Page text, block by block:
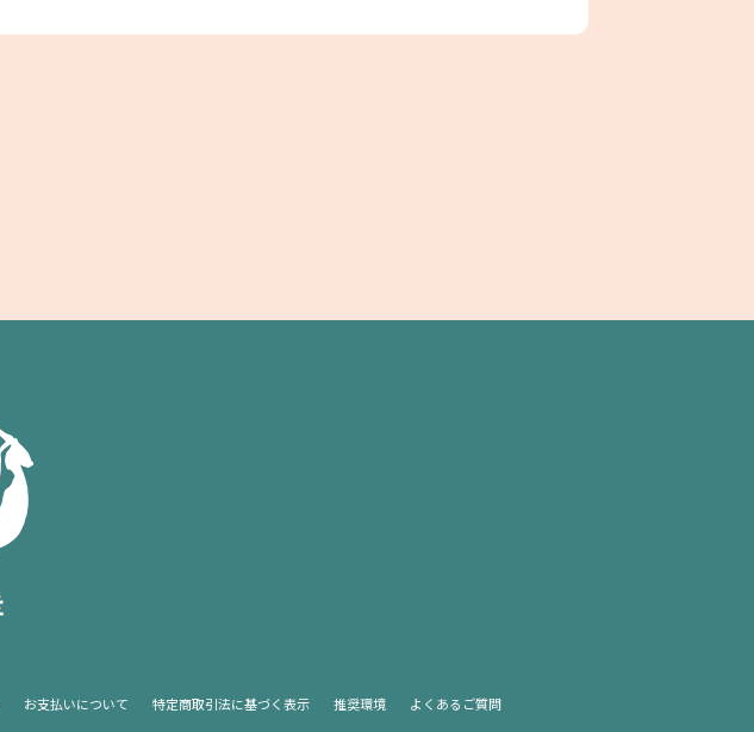
お支払いについて 特定商取引法に基づく表示 推奨環境 よくあるご質問